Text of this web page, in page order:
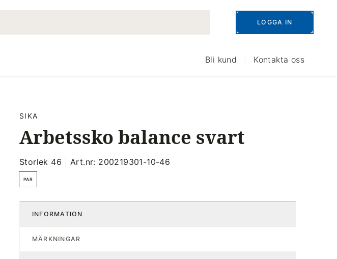
LOGGA IN
Bli kund Kontakta oss
SIKA
Arbetssko balance svart
Storlek 46 Art.nr: 200219301-10-46
PAR
INFORMATION
MÄRKNINGAR